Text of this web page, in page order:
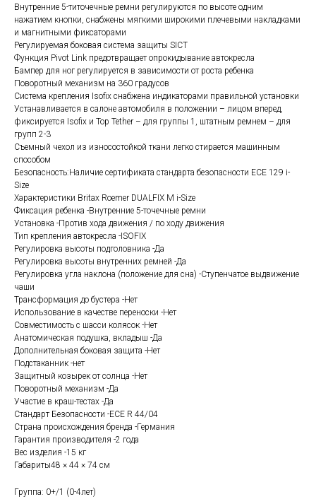
Внутренние 5-титочечные ремни регулируются по высоте одним
нажатием кнопки, снабжены мягкими широкими плечевыми накладками
и магнитными фиксаторами
Регулируемая боковая система защиты SICT
Функция Pivot Link предотвращает опрокидывание автокресла
Бампер для ног регулируется в зависимости от роста ребенка
Поворотный механизм на 360 градусов
Система крепления Isofix снабжена индикаторами правильной установки
Устанавливается в салоне автомобиля в положении – лицом вперед,
фиксируется Isofix и Top Tether – для группы 1, штатным ремнем – для
групп 2-3
Съемный чехол из износостойкой ткани легко стирается машинным
способом
Безопасность:Наличие сертификата стандарта безопасности ECE 129 i-
Size
Характеристики Britax Roemer DUALFIX M i-Size
Фиксация ребенка -Внутренние 5-точечные ремни
Установка -Против хода движения / по ходу движения
Тип крепления автокресла -ISOFIX
Регулировка высоты подголовника -Да
Регулировка высоты внутренних ремней -Да
Регулировка угла наклона (положение для сна) -Ступенчатое выдвижение
чаши
Трансформация до бустера -Нет
Использование в качестве переноски -Нет
Совместимость с шасси колясок -Нет
Анатомическая подушка, вкладыш -Да
Дополнительная боковая защита -Нет
Подстаканник -нет
Защитный козырек от солнца -Нет
Поворотный механизм -Да
Участие в краш-тестах -Да
Стандарт Безопасности -ECE R 44/04
Страна происхождения бренда -Германия
Гарантия производителя -2 года
Вес изделия -15 кг
Габариты48 × 44 × 74 см
Группа: 0+/1 (0-4лет)